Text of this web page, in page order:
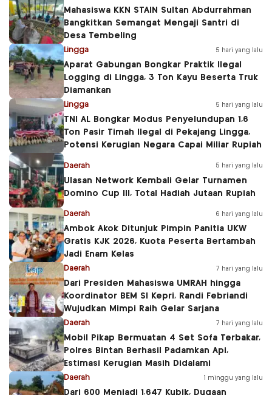
Mahasiswa KKN STAIN Sultan Abdurrahman
Bangkitkan Semangat Mengaji Santri di
Desa Tembeling
Lingga 5 hari yang lalu
Aparat Gabungan Bongkar Praktik Ilegal
Logging di Lingga, 3 Ton Kayu Beserta Truk
Diamankan
Lingga 5 hari yang lalu
TNI AL Bongkar Modus Penyelundupan 1,6
Ton Pasir Timah Ilegal di Pekajang Lingga,
Potensi Kerugian Negara Capai Miliar Rupiah
Daerah 5 hari yang lalu
Ulasan Network Kembali Gelar Turnamen
Domino Cup III, Total Hadiah Jutaan Rupiah
Daerah 6 hari yang lalu
Ambok Akok Ditunjuk Pimpin Panitia UKW
Gratis KJK 2026, Kuota Peserta Bertambah
Jadi Enam Kelas
Daerah 7 hari yang lalu
Dari Presiden Mahasiswa UMRAH hingga
Koordinator BEM SI Kepri, Randi Febriandi
Wujudkan Mimpi Raih Gelar Sarjana
Daerah 7 hari yang lalu
Mobil Pikap Bermuatan 4 Set Sofa Terbakar,
Polres Bintan Berhasil Padamkan Api,
Estimasi Kerugian Masih Didalami
Daerah 1 minggu yang lalu
Dari 600 Menjadi 1.647 Kubik, Dugaan